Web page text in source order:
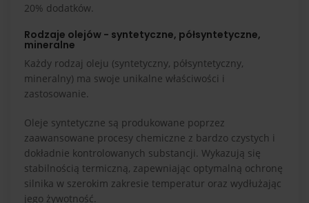
20% dodatków.
Rodzaje olejów - syntetyczne, półsyntetyczne,
mineralne
Każdy rodzaj oleju (syntetyczny, półsyntetyczny,
mineralny) ma swoje unikalne właściwości i
zastosowanie.
Oleje syntetyczne są produkowane poprzez
zaawansowane procesy chemiczne z bardzo czystych i
dokładnie kontrolowanych substancji. Wykazują się
stabilnością termiczną, zapewniając optymalną ochronę
silnika w szerokim zakresie temperatur oraz wydłużając
jego żywotność.